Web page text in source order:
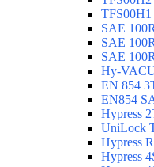
TFS00H1
SAE
SAE
SAE
Hy-
EN 854
EN854
Hypress
UniLock
Hypress
Hypress